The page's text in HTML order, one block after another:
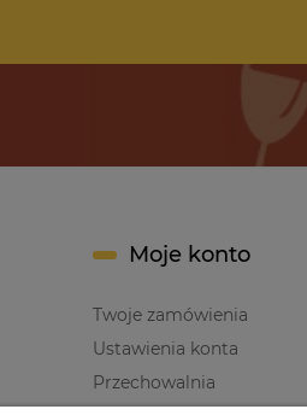
Moje konto
Twoje zamówienia
Ustawienia konta
Przechowalnia